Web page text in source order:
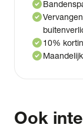
check_circle
check_circle
check_circle10%
check_circle
Ook